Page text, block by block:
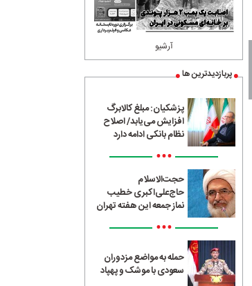
آرشیو
پربازدیدترین ها
پزشکیان: مبلغ کالابرگ
افزایش می‌یابد/ اصلاح
نظام بانکی ادامه دارد
•••
حجت‌الاسلام
حاج‌علی‌اکبری خطیب
نماز جمعه این هفته تهران
•••
حمله به مواضع مزدوران
سعودی با موشک و پهپاد